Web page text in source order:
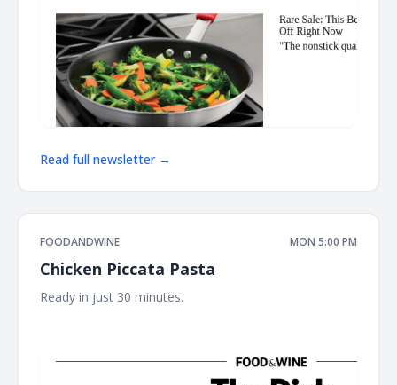
Read full newsletter →
FOODANDWINE MON 5:00 PM
Chicken Piccata Pasta
Ready in just 30 minutes. ‌ ‌ ‌ ‌ ‌ ‌ ‌ ‌ ‌ ‌ ‌ ‌ ‌ ‌ ‌ ‌ ‌ ‌ ‌ ‌ ‌ ‌ ‌ ‌ ‌ ‌ ‌ ‌ ‌ ‌ ‌ ‌ ‌ ‌ ‌ ‌ ‌ ‌ ‌ ‌ ‌ ‌ ‌ ‌ ‌ ‌ ‌ ‌ ‌